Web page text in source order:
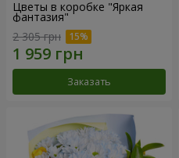
Цветы в коробке "Яркая
фантазия"
2 305 грн
Заказать